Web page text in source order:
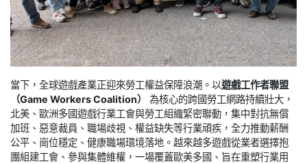
當下，全球遊戲產業正迎來勞工權益保障浪潮。以遊戲工作者聯盟
（Game Workers Coalition）
為核心的跨國勞工網路持續壯大，
北美、歐洲多國遊戲行業工會與勞工組織緊密聯動，集中對抗無償
加班、惡意裁員、職場歧視、權益缺失等行業頑疾，全力推動薪酬
公平、崗位穩定、健康職場環境落地。越來越多遊戲從業者選擇抱
團組建工會、參與集體維權，一場覆蓋歐美多國、旨在重塑行業用